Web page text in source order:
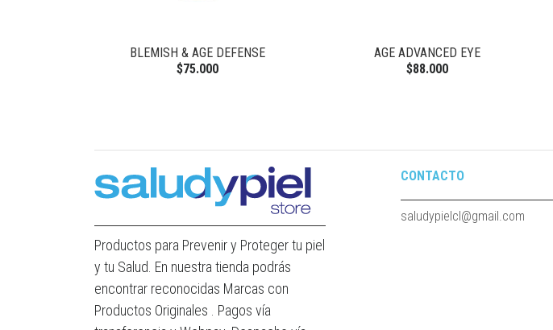
BLEMISH & AGE DEFENSE
$75.000
AGE ADVANCED EYE
$88.000
Productos para Prevenir y Proteger tu piel
y tu Salud. En nuestra tienda podrás
encontrar reconocidas Marcas con
Productos Originales . Pagos vía
CONTACTO
saludypielcl@gmail.com